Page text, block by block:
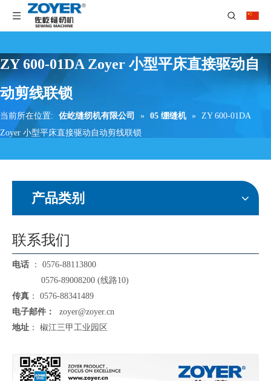
ZY 600-01DA Zoyer 小型平床直接驱动自
动剪线联锁
当前所在位置: 佐屹缝纫机有限公司 » 05 绷缝机 » ZY 600-01DA
Zoyer 小型平床直接驱动自动剪线联锁
产品类别
联系我们
电话 ： 0576-88113800
0576-89008200 (线路10)
传真 ： 0576-88341489
电子邮件：
zoyer@zoyer.cn
地址 ： 椒江三甲工业园区